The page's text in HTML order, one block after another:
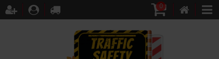
קטגוריות
קניות
0
לקופה